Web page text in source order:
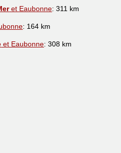
et Eaubonne: 311 km
: 164 km
et Eaubonne: 308 km